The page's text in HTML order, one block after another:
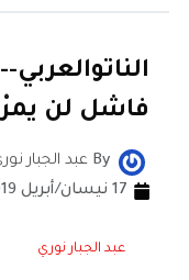
فاشل لن يمرْ
By عبد الجبار
17 نيسان/أبريل 2019
عبد الجبار نوري